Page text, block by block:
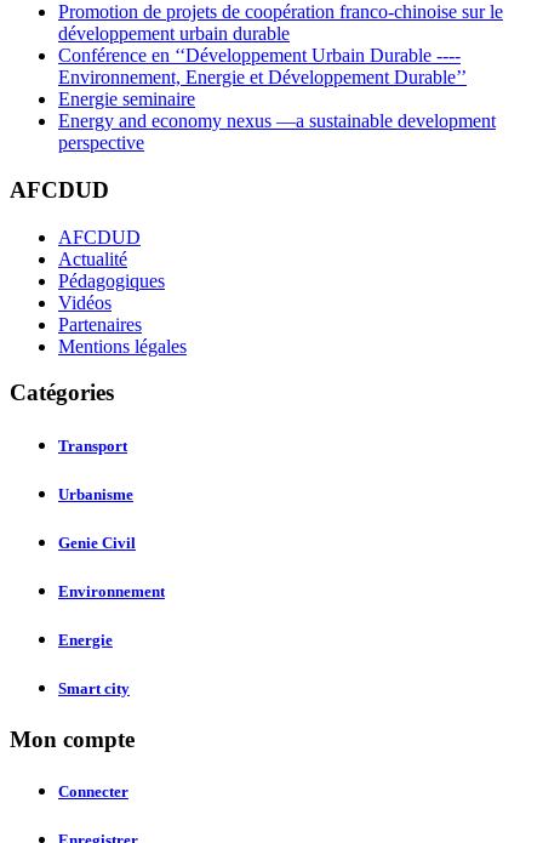
Promotion de projets de coopération franco-chinoise sur le
développement urbain durable
Conférence en ‘‘Développement Urbain Durable ----
Environnement, Energie et Développement Durable’’
Energie seminaire
Energy and economy nexus —a sustainable development
perspective
AFCDUD
AFCDUD
Actualité
Pédagogiques
Vidéos
Partenaires
Mentions légales
Catégories
Transport
Urbanisme
Genie Civil
Environnement
Energie
Smart city
Mon compte
Connecter